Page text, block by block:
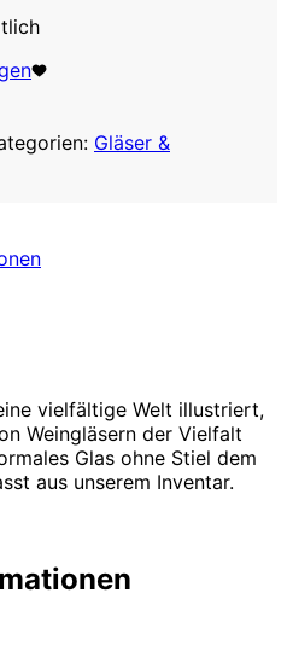
Gläser &
vielfältige Welt illustriert,
Weingläsern der Vielfalt
Glas ohne Stiel dem
aus unserem Inventar.